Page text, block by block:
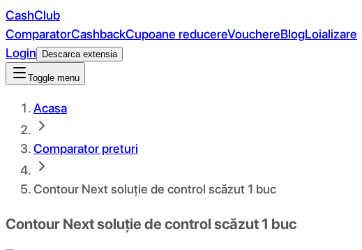
CashClub
ComparatorCashbackCupoane reducereVouchereBlogLoializare
Login
Descarca extensia
Toggle menu
Acasa
Comparator preturi
Contour Next soluție de control scăzut 1 buc
Contour Next soluție de control scăzut 1 buc